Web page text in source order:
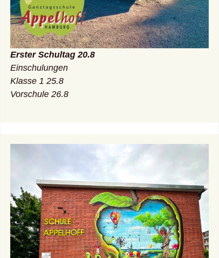
Erster Schultag 20.8
Einschulungen
Klasse 1 25.8
Vorschule 26.8